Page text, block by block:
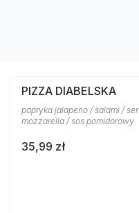
PIZZA DIABELSKA
papryka jalapeno / salami / ser
mozzarella / sos pomidorowy
35,99 zł